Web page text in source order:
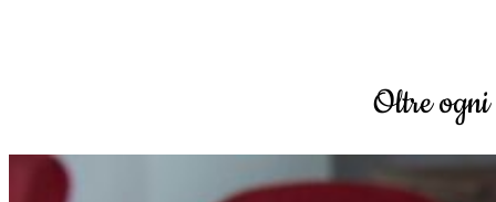
Oltre ogni